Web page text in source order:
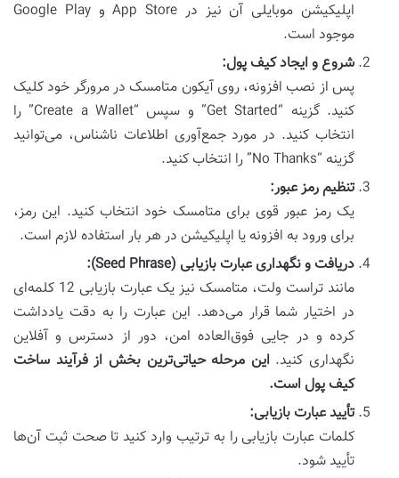
اپلیکیشن موبایلی آن نیز در App Store و Google Play
موجود است.
شروع و ایجاد کیف پول:
پس از نصب افزونه، روی آیکون متامسک در مرورگر خود کلیک
کنید. گزینه “Get Started” و سپس “Create a Wallet” را
انتخاب کنید. در مورد جمع‌آوری اطلاعات ناشناس، می‌توانید
گزینه “No Thanks” را انتخاب کنید.
تنظیم رمز عبور:
یک رمز عبور قوی برای متامسک خود انتخاب کنید. این رمز،
برای ورود به افزونه یا اپلیکیشن در هر بار استفاده لازم است.
دریافت و نگهداری عبارت بازیابی (Seed Phrase):
مانند تراست ولت، متامسک نیز یک عبارت بازیابی 12 کلمه‌ای
در اختیار شما قرار می‌دهد. این عبارت را به دقت یادداشت
کرده و در جایی فوق‌العاده امن، دور از دسترس و آفلاین
نگهداری کنید. این مرحله حیاتی‌ترین بخش از فرآیند ساخت
کیف پول است.
تأیید عبارت بازیابی:
کلمات عبارت بازیابی را به ترتیب وارد کنید تا صحت ثبت آن‌ها
تأیید شود.